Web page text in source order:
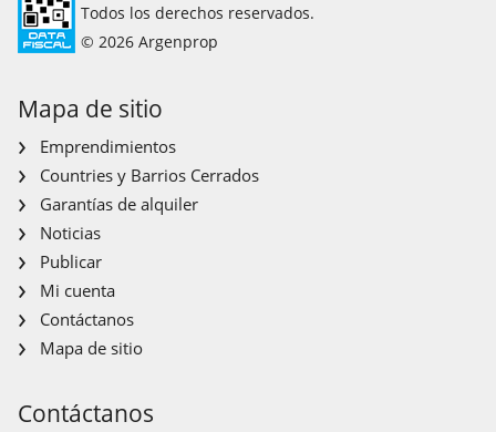
Todos los derechos reservados.
© 2026 Argenprop
Mapa de sitio
Emprendimientos
Countries y Barrios Cerrados
Garantías de alquiler
Noticias
Publicar
Mi cuenta
Contáctanos
Mapa de sitio
Contáctanos